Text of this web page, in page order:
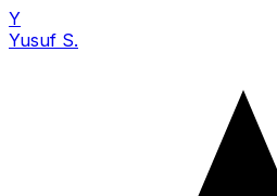
Y
Yusuf S.